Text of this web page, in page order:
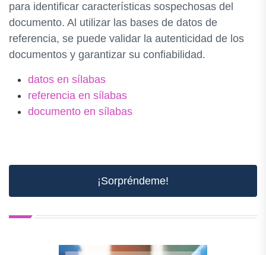
para identificar características sospechosas del
documento. Al utilizar las bases de datos de
referencia, se puede validar la autenticidad de los
documentos y garantizar su confiabilidad.
datos en sílabas
referencia en sílabas
documento en sílabas
¡Sorpréndeme!